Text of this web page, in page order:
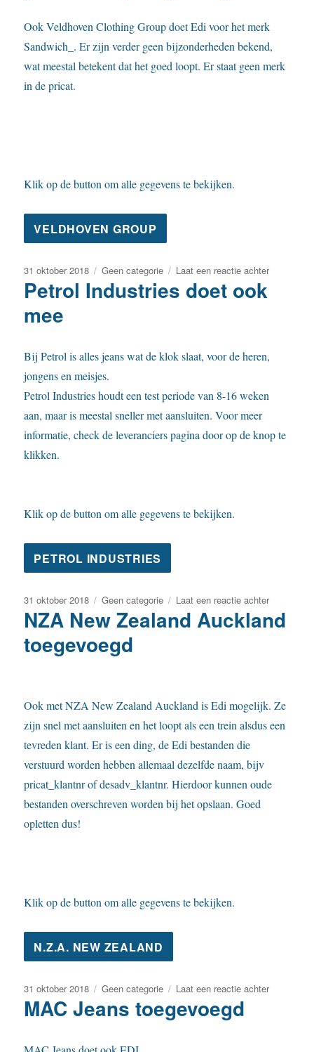
Ook Veldhoven Clothing Group doet Edi voor het merk
Sandwich_. Er zijn verder geen bijzonderheden bekend,
wat meestal betekent dat het goed loopt. Er staat geen merk
in de pricat.
Klik op de button om alle gegevens te bekijken.
Geplaatst
op
31 oktober 2018 Categorieën
Geen categorie Laat een reactie achterop
Petrol Industries doet ook
mee
Bij Petrol is alles jeans wat de klok slaat, voor de heren,
jongens en meisjes.
Petrol Industries houdt een test periode van 8-16 weken
aan, maar is meestal sneller met aansluiten. Voor meer
informatie, check de leveranciers pagina door op de knop te
klikken.
Klik op de button om alle gegevens te bekijken.
Geplaatst
op
31 oktober 2018 Categorieën
Geen categorie Laat een reactie achterop
Petrol
Industries
NZA New Zealand Auckland
toegevoegd
Ook met NZA New Zealand Auckland is Edi mogelijk. Ze
zijn snel met aansluiten en het loopt als een trein alsdus een
tevreden klant. Er is een ding, de Edi bestanden die
verstuurd worden hebben allemaal dezelfde naam, bijv
pricat_klantnr of desadv_klantnr. Hierdoor kunnen oude
bestanden overschreven worden bij het opslaan. Goed
opletten dus!
Klik op de button om alle gegevens te bekijken.
Geplaatst
op
31 oktober 2018 Categorieën
Geen categorie Laat een reactie achterop
MAC Jeans toegevoegd